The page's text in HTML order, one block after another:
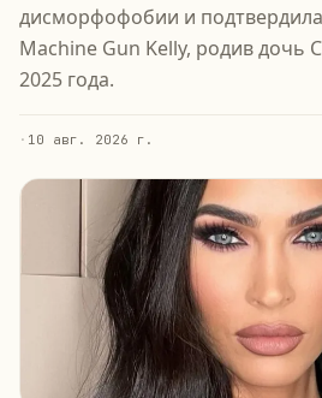
дисморфофобии и подтвердила
Machine Gun Kelly, родив дочь
2025 года.
· 10 авг. 2026 г.